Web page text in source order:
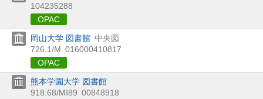
104235288
OPAC
岡山大学 図書館 中央図
726.1/M 016000410817
OPAC
熊本学園大学 図書館
918.68/MI89 00848918